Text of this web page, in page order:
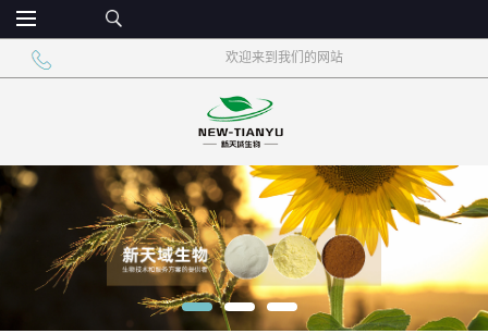
欢迎来到我们的网站